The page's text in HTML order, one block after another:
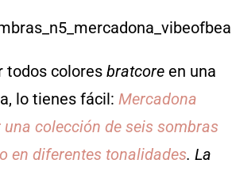
todos colores bratcore en una
lo tienes fácil: Mercadona
colección de seis sombras
en diferentes tonalidades. La